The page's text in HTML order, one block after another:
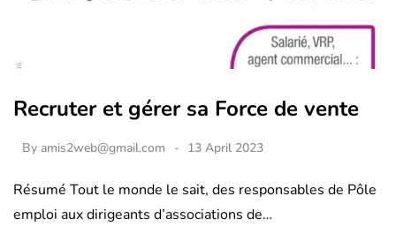
Recruter et gérer sa Force de vente
By amis2web@gmail.com 13 April 2023
Résumé Tout le monde le sait, des responsables de Pôle
emploi aux dirigeants d’associations de…